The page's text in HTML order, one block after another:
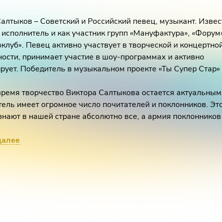
– Советский и Российский певец, музыкант.
и как участник групп «Мануфактура»,
Певец активно участвует в творческой и
принимает участие в шоу-программах и активно
Победитель в музыкальном проекте «Ты Супер
творчество Виктора Салтыкова остается
имеет огромное число почитателей и поклонников.
в нашей стране абсолютно все, а армия
ни проходил концерт Виктора, его встречают